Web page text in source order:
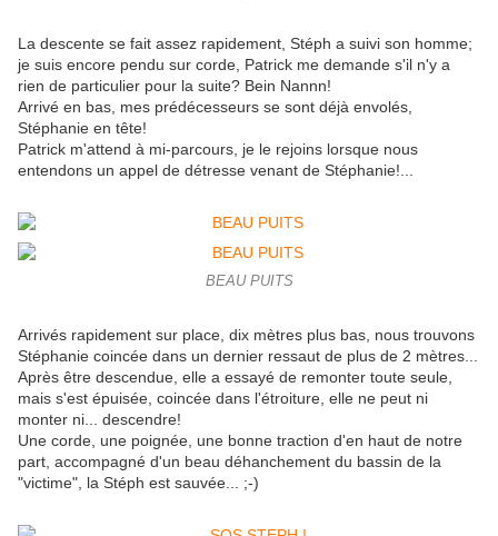
La descente se fait assez rapidement, Stéph a suivi son homme;
je suis encore pendu sur corde, Patrick me demande s'il n'y a
rien de particulier pour la suite? Bein Nannn!
Arrivé en bas, mes prédécesseurs se sont déjà envolés,
Stéphanie en tête!
Patrick m'attend à mi-parcours, je le rejoins lorsque nous
entendons un appel de détresse venant de Stéphanie!...
BEAU PUITS
Arrivés rapidement sur place, dix mètres plus bas, nous trouvons
Stéphanie coincée dans un dernier ressaut de plus de 2 mètres...
Après être descendue, elle a essayé de remonter toute seule,
mais s'est épuisée, coincée dans l'étroiture, elle ne peut ni
monter ni... descendre!
Une corde, une poignée, une bonne traction d'en haut de notre
part, accompagné d'un beau déhanchement du bassin de la
"victime", la Stéph est sauvée... ;-)